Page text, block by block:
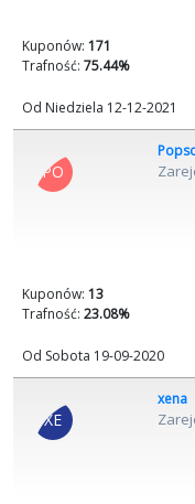
Kuponów: 171
Trafność: 75.44%
Od Niedziela 12-12-2021
PO
Kuponów: 13
Trafność: 23.08%
Od Sobota 19-09-2020
XE
xena